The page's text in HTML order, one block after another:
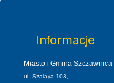
Informacje
Miasto i Gmina Szczawnica
ul. Szalaya 103,